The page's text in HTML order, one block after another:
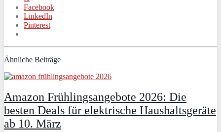
Facebook
LinkedIn
Pinterest
Ähnliche Beiträge
Amazon Frühlingsangebote 2026: Die
besten Deals für elektrische Haushaltsgeräte
ab 10. März